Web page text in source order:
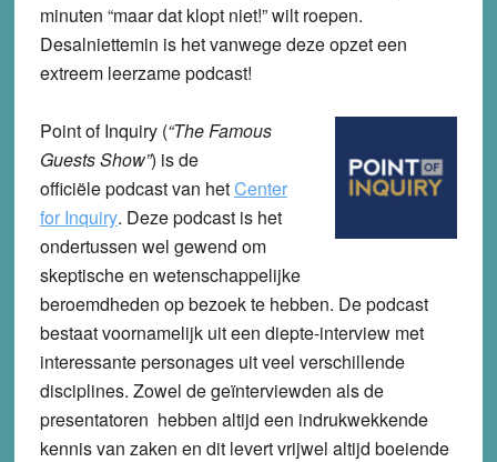
minuten “maar dat klopt niet!” wilt roepen.
Desalniettemin is het vanwege deze opzet een
extreem leerzame podcast!
Point of Inquiry (“The Famous
Guests Show”) is de
officiële podcast van hetCenter
for Inquiry. Deze podcast is het
ondertussen wel gewend om
skeptische en wetenschappelijke
beroemdheden op bezoek te hebben. De podcast
bestaat voornamelijk uit een diepte-interview met
interessante personages uit veel verschillende
disciplines. Zowel de geïnterviewden als de
presentatoren hebben altijd een indrukwekkende
kennis van zaken en dit levert vrijwel altijd boeiende